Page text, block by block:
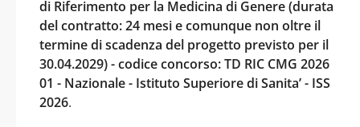
di Riferimento per la Medicina di Genere (durata
del contratto: 24 mesi e comunque non oltre il
termine di scadenza del progetto previsto per il
30.04.2029) - codice concorso: TD RIC CMG 2026
01 - Nazionale - Istituto Superiore di Sanita’ - ISS
2026.